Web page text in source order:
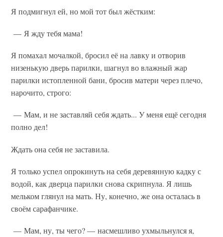
Я подмигнул ей, но мой тот был жёстким:
— Я жду тебя мама!
Я помахал мочалкой, бросил её на лавку и отворив
низенькую дверь парилки, шагнул во влажный жар
парилки истопленной бани, бросив матери через плечо,
нарочито, строго:
— Мам, и не заставляй себя ждать... У меня ещё сегодня
полно дел!
Ждать она себя не заставила.
Я только успел опрокинуть на себя деревянную кадку с
водой, как дверца парилки снова скрипнула. Я лишь
мельком глянул на мать. Ну, конечно, же она осталась в
своём сарафанчике.
— Мам, ну, ты чего? — насмешливо ухмыльнулся я,